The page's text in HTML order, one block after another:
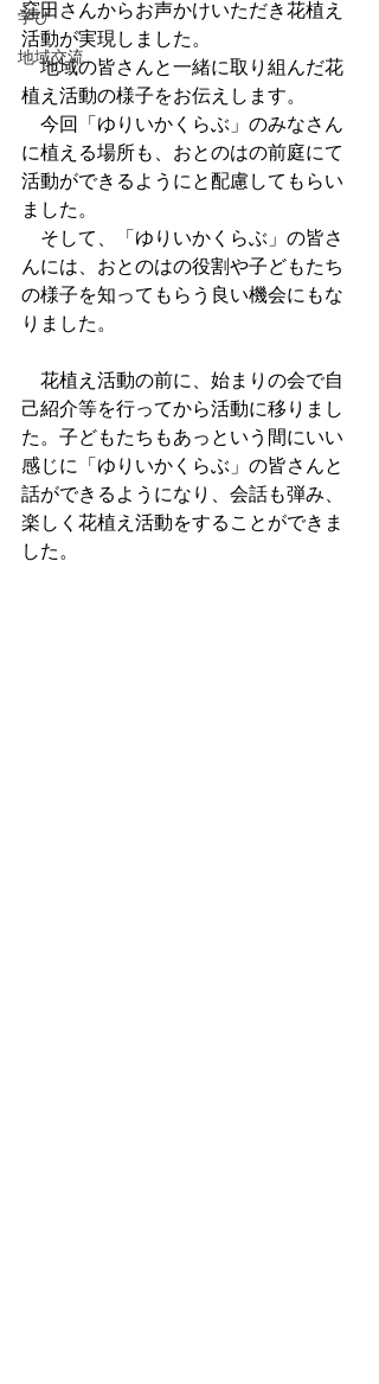
学び
地域交流
窪田さんからお声かけいただき花植え
活動が実現しました。
地域の皆さんと一緒に取り組んだ花
植え活動の様子をお伝えします。
今回「ゆりいかくらぶ」のみなさん
に植える場所も、おとのはの前庭にて
活動ができるようにと配慮してもらい
ました。
そして、「ゆりいかくらぶ」の皆さ
んには、おとのはの役割や子どもたち
の様子を知ってもらう良い機会にもな
りました。
花植え活動の前に、始まりの会で自
己紹介等を行ってから活動に移りまし
た。子どもたちもあっという間にいい
感じに「ゆりいかくらぶ」の皆さんと
話ができるようになり、会話も弾み、
楽しく花植え活動をすることができま
した。